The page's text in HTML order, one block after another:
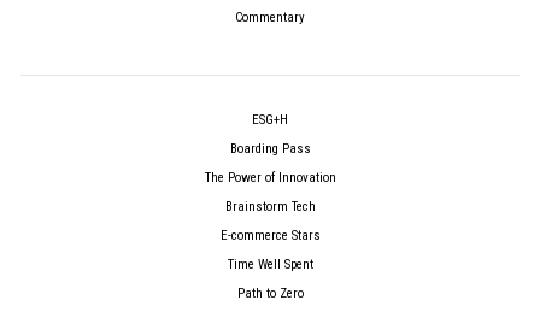
Commentary
ESG+H
Boarding Pass
The Power of Innovation
Brainstorm Tech
E-commerce Stars
Time Well Spent
Path to Zero